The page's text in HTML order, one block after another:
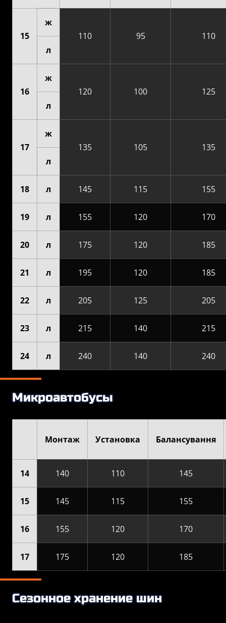
15
ж
110
95
110
л
16
ж
120
100
125
л
17
ж
135
105
135
л
18 л 145 115 155
19 л 155 120 170
20 л 175 120 185
21 л 195 120 185
22 л 205 125 205
23 л 215 140 215
24 л 240 140 240
Микроавтобусы
Монтаж Установка Балансування
14 140 110 145
15 145 115 155
16 155 120 170
17 175 120 185
Сезонное хранение шин